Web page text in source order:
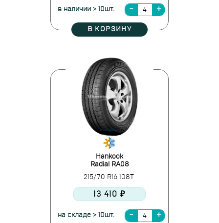
в наличии > 10шт.
В КОРЗИНУ
Hankook
Radial RA08
215/70 R16 108T
13 410 ₽
на складе > 10шт.